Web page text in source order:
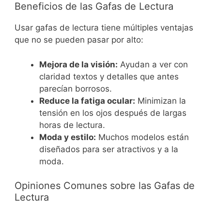
Beneficios de las Gafas de Lectura
Usar gafas de lectura tiene múltiples ventajas
que no se pueden pasar por alto:
Mejora de la visión: Ayudan a ver con
claridad textos y detalles que antes
parecían borrosos.
Reduce la fatiga ocular: Minimizan la
tensión en los ojos después de largas
horas de lectura.
Moda y estilo: Muchos modelos están
diseñados para ser atractivos y a la
moda.
Opiniones Comunes sobre las Gafas de
Lectura